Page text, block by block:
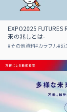
EXPO2025 FUTURES
来の兆しとは-
#その他資料#カラフル#近